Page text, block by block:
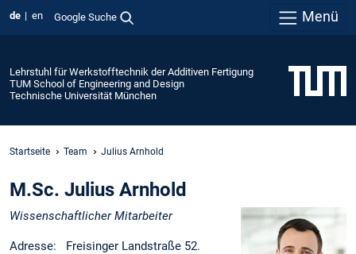
de en Google Suche Menü
Lehrstuhl für Werkstofftechnik der Additiven Fertigung
TUM School of Engineering and Design
Technische Universität München
Startseite Team Julius Arnhold
M.Sc. Julius Arnhold
Wissenschaftlicher Mitarbeiter
Adresse: Freisinger Landstraße 52.